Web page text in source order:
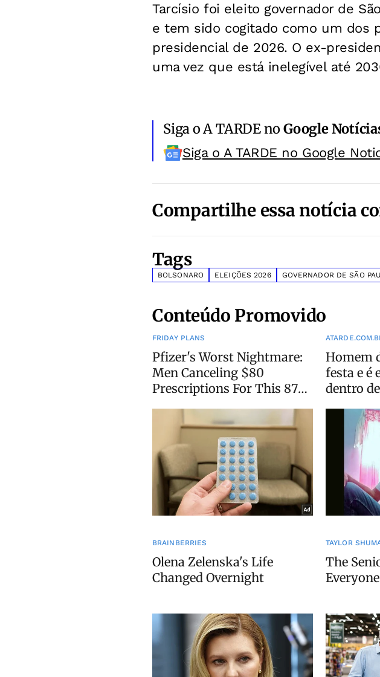
Tarcísio foi eleito governador de
e tem sido cogitado como um dos
presidencial de 2026. O ex-
uma vez que está inelegível até
Siga o A TARDE noGoogle
Siga o A TARDE no Google
Compartilhe essa notícia
Tags
BOLSONARO ELEIÇÕES 2026 GOVERNADOR DE SÃO